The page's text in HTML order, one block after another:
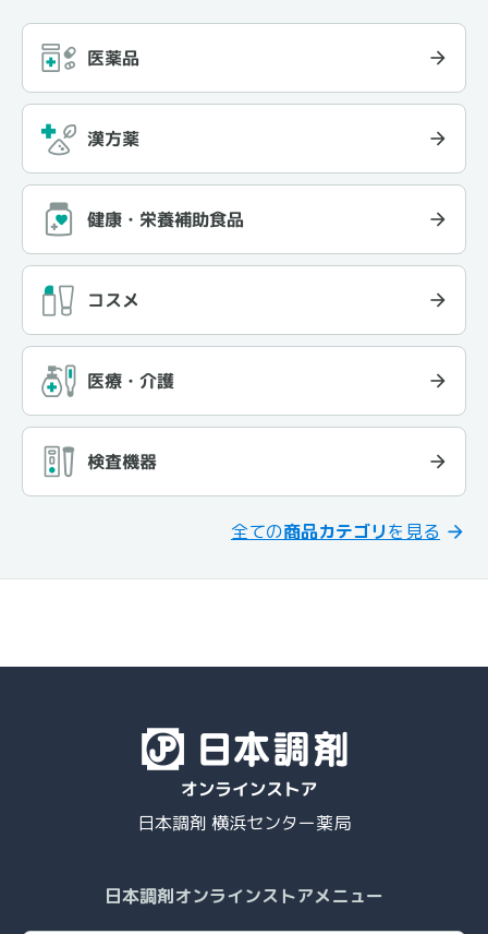
医薬品
漢方薬
健康・栄養補助食品
コスメ
医療・介護
検査機器
全ての商品カテゴリを見る
日本調剤 横浜センター薬局
日本調剤オンラインストアメニュー